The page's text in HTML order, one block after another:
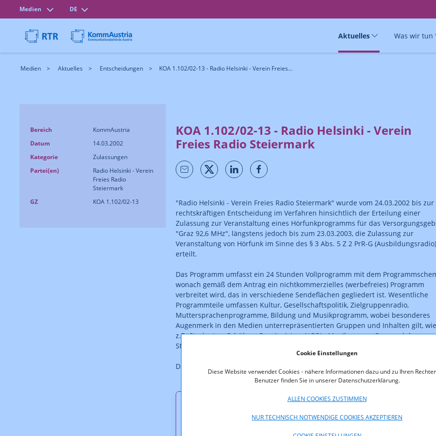
Cookie Einstellungen
Diese Website verwendet Cookies - nähere Informationen dazu und zu Ihren
Benutzer finden Sie in unserer Datenschutzerklärung.
ALLEN COOKIES ZUSTIMMEN
NUR TECHNISCH NOTWENDIGE COOKIES AKZEPTIEREN
Medien DE
Aktuelles Was wir tun
Medien Aktuelles Entscheidungen KOA 1.102/02-13 - Radio Helsinki - Verein Freies...
Bereich
KommAustria
Datum
14.03.2002
Kategorie
Zulassungen
Partei(en)
Radio Helsinki - Verein
Freies Radio
Steiermark
GZ
KOA 1.102/02-13
KOA 1.102/02-13 - Radio Helsinki - Verein
Freies Radio Steiermark
"Radio Helsinki - Verein Freies Radio Steiermark" wurde vom 24.03.2002 bis zur
rechtskräftigen Entscheidung im Verfahren hinsichtlich der Erteilung einer
Zulassung zur Veranstaltung eines Hörfunkprogramms für das
"Graz 92,6 MHz", längstens jedoch bis zum 23.03.2003, die Zulassung zur
Veranstaltung von Hörfunk im Sinne des § 3 Abs. 5 Z 2 PrR-G (Ausbildungsradio)
erteilt.
Das Programm umfasst ein 24 Stunden Vollprogramm mit dem
wonach gemäß dem Antrag ein nichtkommerzielles (werbefreies) Programm
verbreitet wird, das in verschiedene Sendeflächen gegliedert ist. Wesentliche
Programmteile umfassen Kultur, Gesellschaftspolitik, Zielgruppenradio,
Muttersprachenprogramme, Bildung und Musikprogramm, wobei besonderes
Augenmerk in den Medien unterrepräsentierten Gruppen und Inhalten gilt, wie
z.B. Studenten, Schülern, Pensionisten, NGO’s, Musikern aus Graz und der
Steiermark, Homosexuellen, Kultur- und Kunstprojekten.
Diese Zulassung ist rechtskräftig.